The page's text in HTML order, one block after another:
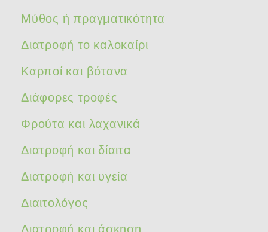
Μύθος ή πραγματικότητα
Διατροφή το καλοκαίρι
Καρποί και βότανα
Διάφορες τροφές
Φρούτα και λαχανικά
Διατροφή και δίαιτα
Διατροφή και υγεία
Διαιτολόγος
Διατροφή και άσκηση